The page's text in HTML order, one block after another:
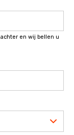
en wij bellen u